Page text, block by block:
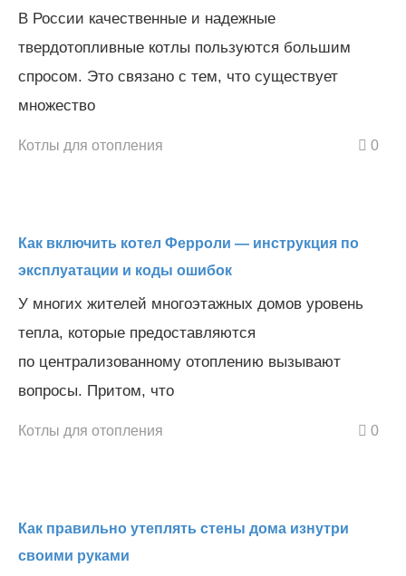
В России качественные и надежные
твердотопливные котлы пользуются большим
спросом. Это связано с тем, что существует
множество
Котлы для отопления 0
Как включить котел Ферроли — инструкция по
эксплуатации и коды ошибок
У многих жителей многоэтажных домов уровень
тепла, которые предоставляются
по централизованному отоплению вызывают
вопросы. Притом, что
Котлы для отопления 0
Как правильно утеплять стены дома изнутри
своими руками